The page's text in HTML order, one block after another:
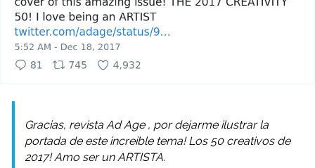
Gracias, revista Ad Age , por dejarme ilustrar la
portada de este increíble tema! Los 50 creativos de
2017! Amo ser un ARTISTA.